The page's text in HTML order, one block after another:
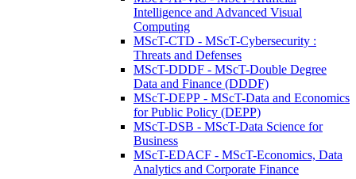
Intelligence and Advanced Visual
Computing
MScT-CTD - MScT-Cybersecurity :
Threats and Defenses
MScT-DDDF - MScT-Double Degree
Data and Finance (DDDF)
MScT-DEPP - MScT-Data and Economics
for Public Policy (DEPP)
MScT-DSB - MScT-Data Science for
Business
MScT-EDACF - MScT-Economics, Data
Analytics and Corporate Finance